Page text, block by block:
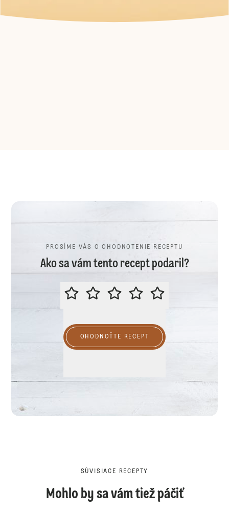
PROSÍME VÁS O OHODNOTENIE RECEPTU
Ako sa vám tento recept podaril?
PROSÍME VÁS O OHODNOTENIE
OHODNOŤTE RECEPT
SÚVISIACE RECEPTY
Mohlo by sa vám tiež páčiť